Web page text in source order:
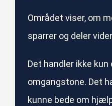
Området viser, om
sparrer og deler
Det handler ikke kun
omgangstone. Det
kunne bede om